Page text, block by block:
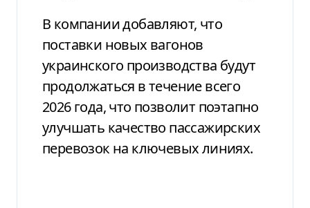
В компании добавляют, что
поставки новых вагонов
украинского производства будут
продолжаться в течение всего
2026 года, что позволит поэтапно
улучшать качество пассажирских
перевозок на ключевых линиях.